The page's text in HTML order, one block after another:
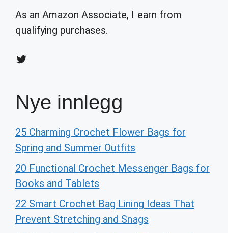
As an Amazon Associate, I earn from
qualifying purchases.
Twitter
Nye innlegg
25 Charming Crochet Flower Bags for
Spring and Summer Outfits
20 Functional Crochet Messenger Bags for
Books and Tablets
22 Smart Crochet Bag Lining Ideas That
Prevent Stretching and Snags